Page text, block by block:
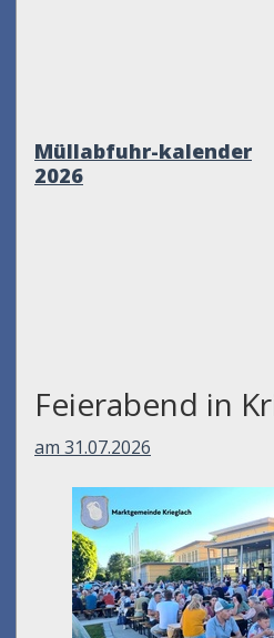
Müllabfuhr-kalender
2026
Feierabend in
am 31.07.2026